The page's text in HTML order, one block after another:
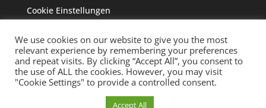
Cookie Einstellungen
Copyright sempervivum.info 2023 | Designed by
We use cookies on our website to give you the most
relevant experience by remembering your preferences
and repeat visits. By clicking “Accept All”, you consent to
the use of ALL the cookies. However, you may visit
"Cookie Settings" to provide a controlled consent.
Accept All